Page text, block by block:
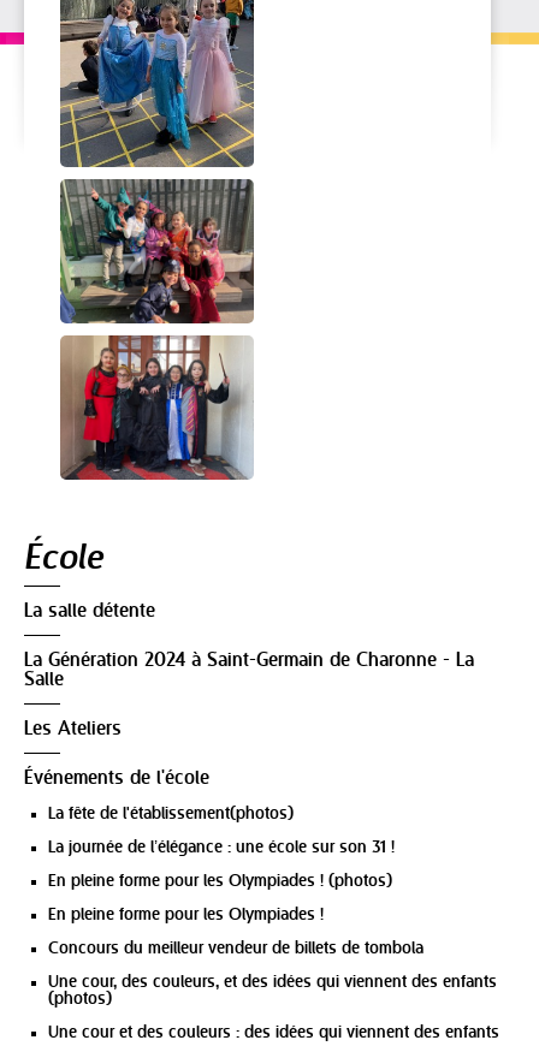
Navigation
École
La salle détente
La Génération 2024 à Saint-Germain de Charonne - La
Salle
Les Ateliers
Événements de l'école
La fête de l'établissement(photos)
La journée de l’élégance : une école sur son 31 !
En pleine forme pour les Olympiades ! (photos)
En pleine forme pour les Olympiades !
Concours du meilleur vendeur de billets de tombola
Une cour, des couleurs, et des idées qui viennent des enfants
(photos)
Une cour et des couleurs : des idées qui viennent des enfants